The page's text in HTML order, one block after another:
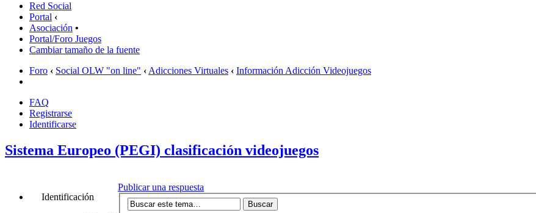
Red Social
Portal ‹
Asociación •
Portal/Foro Juegos
Cambiar tamaño de la fuente
Foro ‹ Social OLW "on line" ‹Adicciones Virtuales ‹ Información Adicción Videojuegos
FAQ
Registrarse
Identificarse
Sistema Europeo (PEGI) clasificación videojuegos
Identificación
Publicar una respuesta